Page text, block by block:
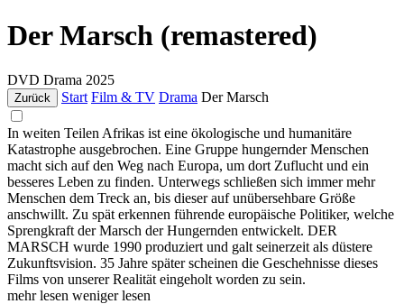
Der Marsch (remastered)
DVD Drama 2025
Zurück Start Film & TV Drama Der Marsch
In weiten Teilen Afrikas ist eine ökologische und humanitäre
Katastrophe ausgebrochen. Eine Gruppe hungernder Menschen
macht sich auf den Weg nach Europa, um dort Zuflucht und ein
besseres Leben zu finden. Unterwegs schließen sich immer mehr
Menschen dem Treck an, bis dieser auf unübersehbare Größe
anschwillt. Zu spät erkennen führende europäische Politiker, welche
Sprengkraft der Marsch der Hungernden entwickelt. DER
MARSCH wurde 1990 produziert und galt seinerzeit als düstere
Zukunftsvision. 35 Jahre später scheinen die Geschehnisse dieses
Films von unserer Realität eingeholt worden zu sein.
mehr lesen weniger lesen